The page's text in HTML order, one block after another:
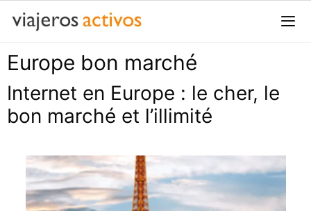
Passer
contenu
Europe bon marché
Internet en Europe : le cher, le
bon marché et l’illimité